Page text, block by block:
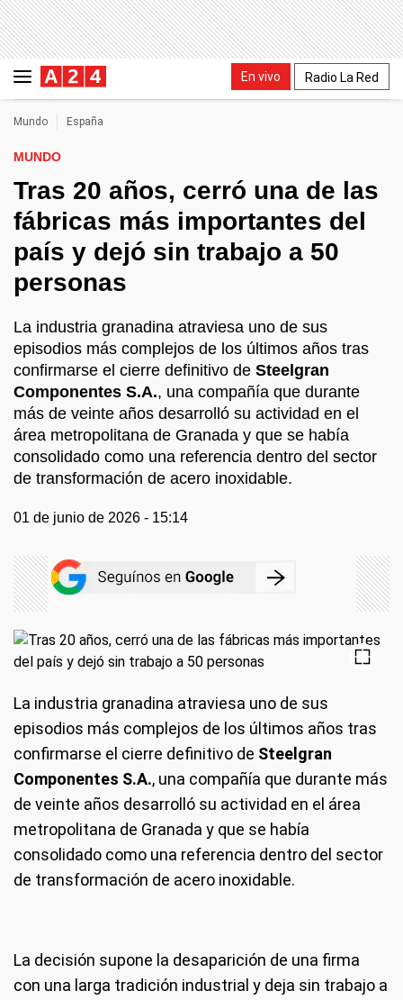
En vivo Radio La Red
Mundo España
MUNDO
Tras 20 años, cerró una de las
fábricas más importantes del
país y dejó sin trabajo a 50
personas
La industria granadina atraviesa uno de sus
episodios más complejos de los últimos años tras
confirmarse el cierre definitivo de Steelgran
Componentes S.A., una compañía que durante
más de veinte años desarrolló su actividad en el
área metropolitana de Granada y que se había
consolidado como una referencia dentro del sector
de transformación de acero inoxidable.
01 de junio de 2026 - 15:14
La industria granadina atraviesa uno de sus
episodios más complejos de los últimos años tras
confirmarse el cierre definitivo de Steelgran
Componentes S.A., una compañía que durante más
de veinte años desarrolló su actividad en el área
metropolitana de Granada y que se había
consolidado como una referencia dentro del sector
de transformación de acero inoxidable.
La decisión supone la desaparición de una firma
con una larga tradición industrial y deja sin trabajo a